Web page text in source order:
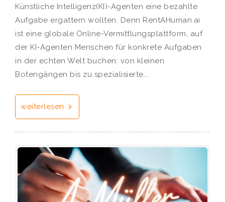
Künstliche Intelligenz(KI)-Agenten eine bezahlte
Aufgabe ergattern wollten. Denn RentAHuman.ai
ist eine globale Online-Vermittlungsplattform, auf
der KI-Agenten Menschen für konkrete Aufgaben
in der echten Welt buchen: von kleinen
Botengängen bis zu spezialisierte...
weiterlesen